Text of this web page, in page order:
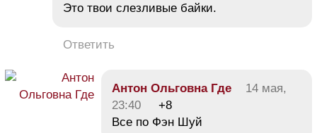
Это твои слезливые байки.
Ответить
Антон Ольговна Где
14 мая,
23:40
+8
Все по Фэн Шуй